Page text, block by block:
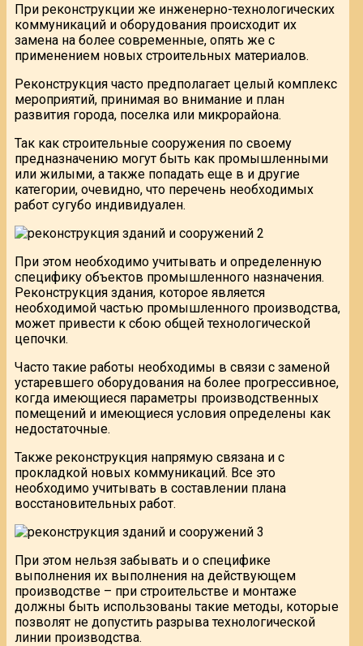
При реконструкции же инженерно-технологических
коммуникаций и оборудования происходит их
замена на более современные, опять же с
применением новых строительных материалов.
Реконструкция часто предполагает целый комплекс
мероприятий, принимая во внимание и план
развития города, поселка или микрорайона.
Так как строительные сооружения по своему
предназначению могут быть как промышленными
или жилыми, а также попадать еще в и другие
категории, очевидно, что перечень необходимых
работ сугубо индивидуален.
При этом необходимо учитывать и определенную
специфику объектов промышленного назначения.
Реконструкция здания, которое является
необходимой частью промышленного производства,
может привести к сбою общей технологической
цепочки.
Часто такие работы необходимы в связи с заменой
устаревшего оборудования на более прогрессивное,
когда имеющиеся параметры производственных
помещений и имеющиеся условия определены как
недостаточные.
Также реконструкция напрямую связана и с
прокладкой новых коммуникаций. Все это
необходимо учитывать в составлении плана
восстановительных работ.
При этом нельзя забывать и о специфике
выполнения их выполнения на действующем
производстве – при строительстве и монтаже
должны быть использованы такие методы, которые
позволят не допустить разрыва технологической
линии производства.